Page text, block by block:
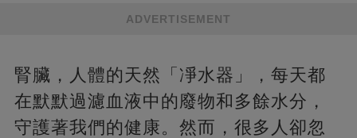
ADVERTISEMENT
腎臟，人體的天然「凈水器」，每天都
在默默過濾血液中的廢物和多餘水分，
守護著我們的健康。然而，很多人卻忽